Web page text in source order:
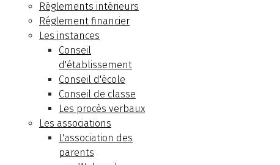
Réglements intérieurs
Réglement financier
Les instances
Conseil
d'établissement
Conseil d'école
Conseil de classe
Les procès verbaux
Les associations
L'association des
parents